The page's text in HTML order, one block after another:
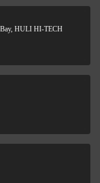
Bay, HULI HI-TECH